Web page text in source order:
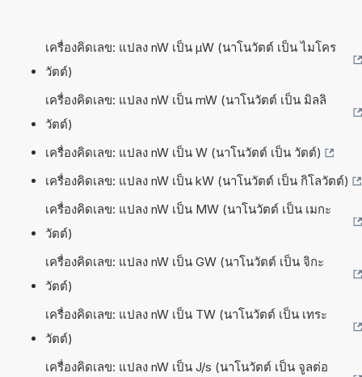
เครื่องคิดเลข: แปลง nW เป็น µW (นาโนวัตต์ เป็น ไมโคร
วัตต์)
เครื่องคิดเลข: แปลง nW เป็น mW (นาโนวัตต์ เป็น มิลลิ
วัตต์)
เครื่องคิดเลข: แปลง nW เป็น W (นาโนวัตต์ เป็น วัตต์)
เครื่องคิดเลข: แปลง nW เป็น kW (นาโนวัตต์ เป็น กิโลวัตต์)
เครื่องคิดเลข: แปลง nW เป็น MW (นาโนวัตต์ เป็น เมกะ
วัตต์)
เครื่องคิดเลข: แปลง nW เป็น GW (นาโนวัตต์ เป็น จิกะ
วัตต์)
เครื่องคิดเลข: แปลง nW เป็น TW (นาโนวัตต์ เป็น เทระ
วัตต์)
เครื่องคิดเลข: แปลง nW เป็น J/s (นาโนวัตต์ เป็น จูลต่อ